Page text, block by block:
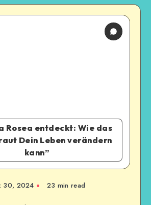
Rosea entdeckt: Wie das
Dein Leben verändern
kann”
30, 2024 23 min read